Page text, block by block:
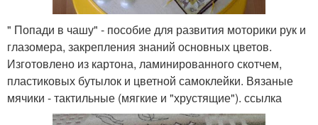
" Попади в чашу" - пособие для развития моторики рук и
глазомера, закрепления знаний основных цветов.
Изготовлено из картона, ламинированного скотчем,
пластиковых бутылок и цветной самоклейки. Вязаные
мячики - тактильные (мягкие и "хрустящие"). ссылка